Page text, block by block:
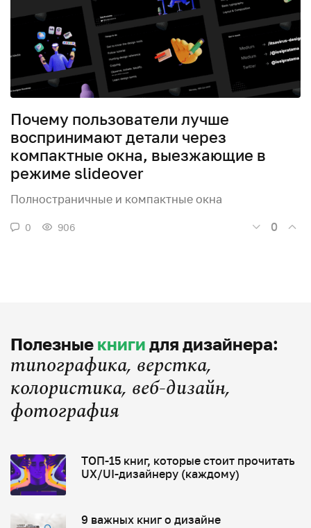
Почему пользователи лучше
воспринимают детали через
компактные окна, выезжающие в
режиме slideover
Полностраничные и компактные окна
0 906 0
Полезные книги для дизайнера:
типографика, верстка,
колористика, веб-дизайн,
фотография
ТОП-15 книг, которые стоит прочитать
UX/UI-дизайнеру (каждому)
9 важных книг о дизайне